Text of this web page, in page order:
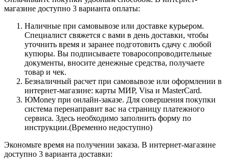
магазине доступно 3 варианта оплаты:
Наличные при самовывозе или доставке курьером.
Специалист свяжется с вами в день доставки, чтобы
уточнить время и заранее подготовить сдачу с любой
купюры. Вы подписываете товаросопроводительные
документы, вносите денежные средства, получаете
товар и чек.
Безналичный расчет при самовывозе или оформлении в
интернет-магазине: карты МИР, Visa и MasterCard.
ЮMoney при онлайн-заказе. Для совершения покупки
система перенаправит вас на страницу платежного
сервиса. Здесь необходимо заполнить форму по
инструкции.(Временно недоступно)
Экономьте время на получении заказа. В интернет-магазине
доступно 3 варианта доставки: